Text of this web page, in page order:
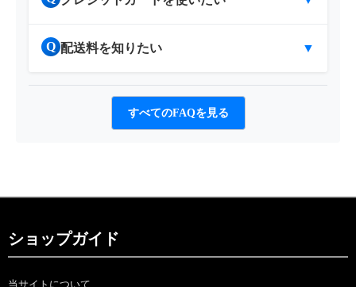
Q 配送料を知りたい ▼
すべてのFAQを見る
ショップガイド
当サイトについて